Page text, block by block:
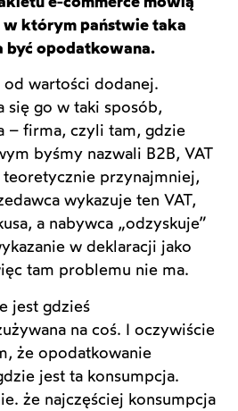
którym państwie taka
być opodatkowana.
wartości dodanej.
się go w taki sposób,
– firma, czyli tam, gdzie
byśmy nazwali B2B, VAT
przynajmniej,
wykazuje ten VAT,
a nabywca „odzyskuje”
w deklaracji jako
tam problemu nie ma.
jest gdzieś
na coś. I oczywiście
że opodatkowanie
jest ta konsumpcja.
że najczęściej konsumpcja